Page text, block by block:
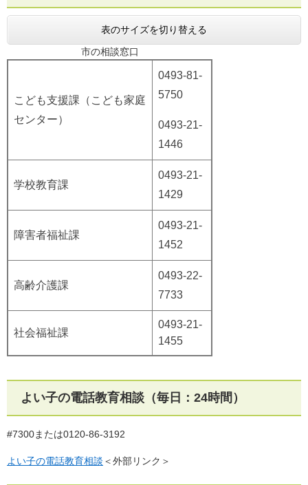
表のサイズを切り替える
市の相談窓口
こども支援課（こども家庭
センター）
0493-81-
5750
0493-21-
1446
学校教育課
0493-21-
1429
障害者福祉課
0493-21-
1452
高齢介護課
0493-22-
7733
社会福祉課
0493-21-
1455
よい子の電話教育相談（毎日：24時間）
#7300または0120-86-3192
よい子の電話教育相談 ＜外部リンク＞